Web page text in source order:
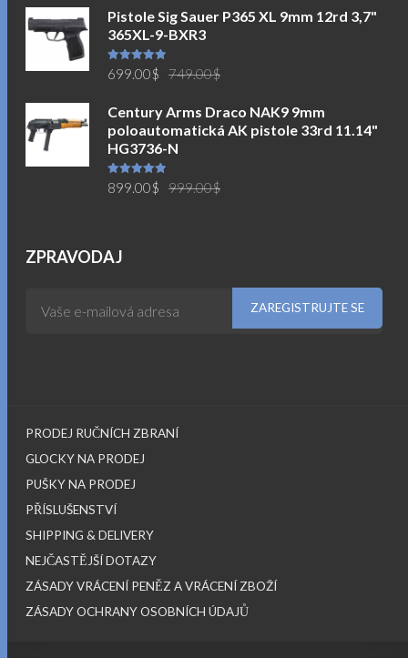
Pistole Sig Sauer P365 XL 9mm 12rd 3,7"
365XL-9-BXR3
Hodnocení
5.00z 5 749.00$
byla:
749.00$.
699.00$
je:
699.00$.
Century Arms Draco NAK9 9mm
poloautomatická AK pistole 33rd 11.14"
HG3736-N
Hodnocení
5.00z 5 999.00$
899.00$
ZPRAVODAJ
PRODEJ RUČNÍCH ZBRANÍ
GLOCKY NA PRODEJ
PUŠKY NA PRODEJ
PŘÍSLUŠENSTVÍ
SHIPPING & DELIVERY
NEJČASTĚJŠÍ DOTAZY
ZÁSADY VRÁCENÍ PENĚZ A VRÁCENÍ ZBOŽÍ
ZÁSADY OCHRANY OSOBNÍCH ÚDAJŮ